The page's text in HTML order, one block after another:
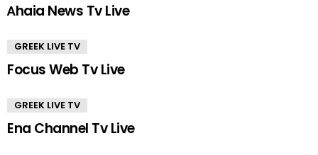
Αhaia News Tv Live
GREEK LIVE TV
Focus Web Tv Live
GREEK LIVE TV
Ena Channel Tv Live